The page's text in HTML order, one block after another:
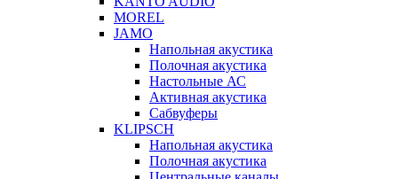
MOREL
JAMO
Напольная акустика
Полочная акустика
Настольные АС
Активная акустика
Сабвуферы
KLIPSCH
Напольная акустика
Полочная акустика